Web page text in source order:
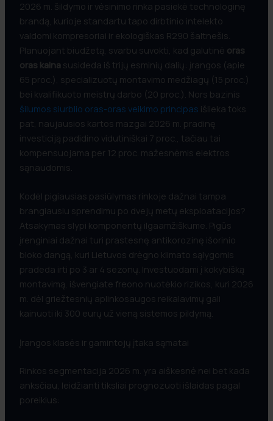
2026 m. šildymo ir vėsinimo rinka pasiekė technologinę
brandą, kurioje standartu tapo dirbtinio intelekto
valdomi kompresoriai ir ekologiškas R290 šaltnešis.
Planuojant biudžetą, svarbu suvokti, kad galutinė oras
oras kaina susideda iš trijų esminių dalių: įrangos (apie
65 proc.), specializuotų montavimo medžiagų (15 proc.)
bei kvalifikuoto meistrų darbo (20 proc.). Nors bazinis
šilumos siurblio oras-oras veikimo principas išlieka toks
pat, naujausios kartos mazgai 2026 m. pradinę
investiciją padidino vidutiniškai 7 proc., tačiau tai
kompensuojama per 12 proc. mažesnėmis elektros
sąnaudomis.
Kodėl pigiausias pasiūlymas rinkoje dažnai tampa
brangiausiu sprendimu po dvejų metų eksploatacijos?
Atsakymas slypi komponentų ilgaamžiškume. Pigūs
įrenginiai dažnai turi prastesnę antikorozinę išorinio
bloko dangą, kuri Lietuvos drėgno klimato sąlygomis
pradeda irti po 3 ar 4 sezonų. Investuodami į kokybišką
montavimą, išvengiate freono nuotėkio rizikos, kuri 2026
m. dėl griežtesnių aplinkosaugos reikalavimų gali
kainuoti iki 300 eurų už vieną sistemos pildymą.
Įrangos klasės ir gamintojų įtaka sąmatai
Rinkos segmentacija 2026 m. yra aiškesnė nei bet kada
anksčiau, leidžianti tiksliai prognozuoti išlaidas pagal
poreikius: